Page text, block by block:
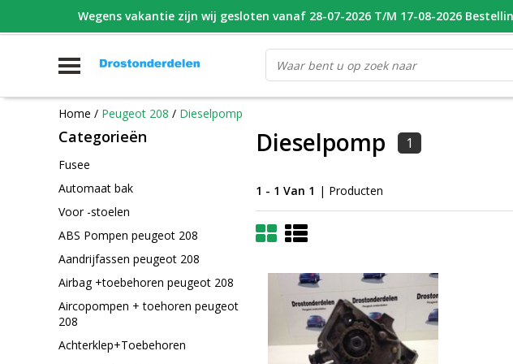
WHATSAPP FOTO VAN ONDERDEEL WAT U ZOEK VOOR 16.00 BESTELD,
Home / Peugeot 208 / Dieselpomp
Categorieën
Fusee
Automaat bak
Voor -stoelen
ABS Pompen peugeot 208
Aandrijfassen peugeot 208
Airbag +toebehoren peugeot 208
Aircopompen + toehoren peugeot
208
Achterklep+Toebehoren
Dieselpomp 1
1 - 1 Van 1 | Producten
Wegens vakantie zijn wij gesloten vanaf 28-07-2026 T/M 17-08-2026